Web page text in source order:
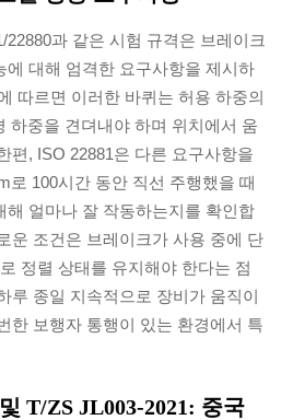
22880과 같은 시험 규격은 브레이크
에 대해 엄격한 요구사항을 제시하
따르면 이러한 바퀴는 허용 하중의
하중을 견뎌내야 하며 위치에서 움
편, ISO 22881은 다른 요구사항을
로 100시간 동안 직선 주행했을 때
해 얼마나 잘 작동하는지를 확인합
운 조건은 브레이크가 사용 중에 단
정렬 상태를 유지해야 한다는 점
루 종일 지속적으로 장비가 움직이
한 보행자 통행이 있는 환경에서 특
T/ZS JL003-2021: 중국